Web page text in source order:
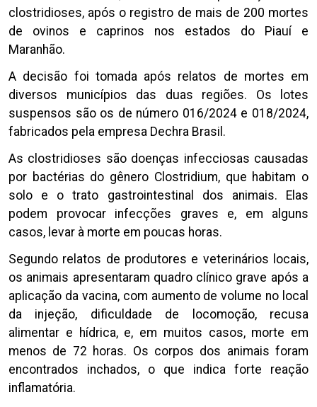
clostridioses, após o registro de mais de 200 mortes
de ovinos e caprinos nos estados do Piauí e
Maranhão.
A decisão foi tomada após relatos de mortes em
diversos municípios das duas regiões. Os lotes
suspensos são os de número 016/2024 e 018/2024,
fabricados pela empresa Dechra Brasil.
As clostridioses são doenças infecciosas causadas
por bactérias do gênero Clostridium, que habitam o
solo e o trato gastrointestinal dos animais. Elas
podem provocar infecções graves e, em alguns
casos, levar à morte em poucas horas.
Segundo relatos de produtores e veterinários locais,
os animais apresentaram quadro clínico grave após a
aplicação da vacina, com aumento de volume no local
da injeção, dificuldade de locomoção, recusa
alimentar e hídrica, e, em muitos casos, morte em
menos de 72 horas. Os corpos dos animais foram
encontrados inchados, o que indica forte reação
inflamatória.